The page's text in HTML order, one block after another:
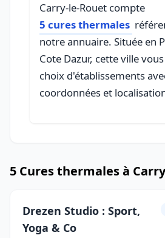
Carry-le-Rouet compte
5 cures thermales
notre annuaire. Située en
Cote Dazur, cette ville
choix d'établissements
coordonnées et
5 Cures thermales à
Drezen Studio : Sport,
Yoga & Co